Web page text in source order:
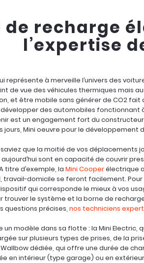
de recharge
l’expertise
représente à merveille l’univers des
de vue des véhicules thermiques mais
et être mobile sans générer de CO2 fait
des automobiles fonctionnant
est un engagement fort du
jours, Mini oeuvre pour le
saviez que la moitié de vos
sont en capacité de couvrir
titre d’exemple, la Mini Cooperélectrique
domicile se feront facilement.
qui corresponde le mieux à vos
le système et la borne de
questions précises, nos techniciens
un modèle dans sa flotte : la Mini
sur plusieurs types de prises, de la
dédiée, qui offre une durée de
en intérieur (type garage) ou en